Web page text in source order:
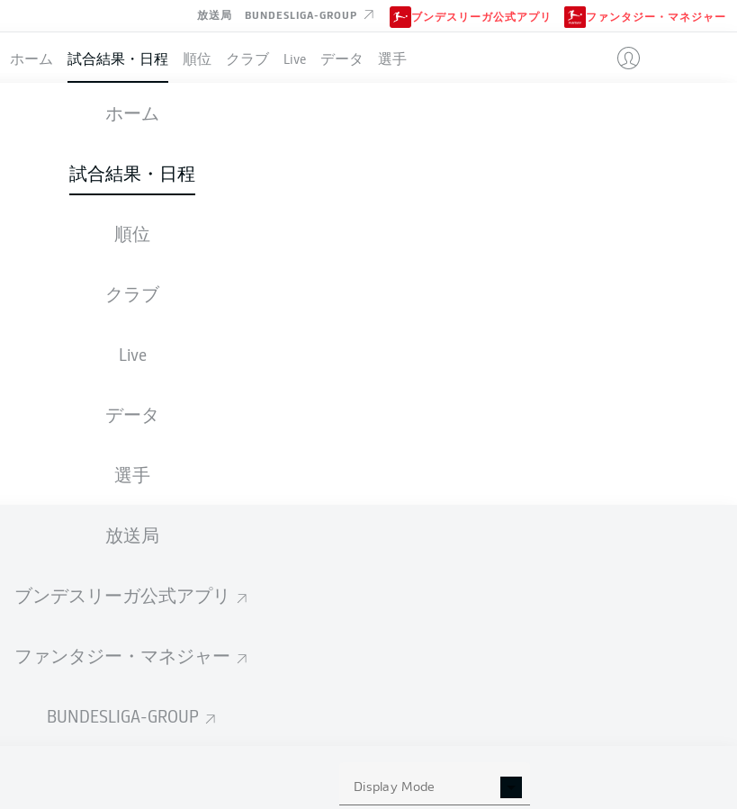
放送局 BUNDESLIGA-GROUP ブンデスリーガ公式アプリ ファンタジー・マネジャー
ホーム 試合結果・日程 順位 クラブ Live データ 選手
ホーム
試合結果・日程
順位
クラブ
Live
データ
選手
放送局
ブンデスリーガ公式アプリ
ファンタジー・マネジャー
BUNDESLIGA-GROUP
Display Mode
NUREMBERG ST. PAULI
0 2
スターティングメンバー
62' M. Hartel